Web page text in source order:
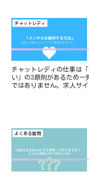
チャットレディ
チャットレディの仕事は
い」の3原則があるため一
ではありません。求人サ
よくある質問